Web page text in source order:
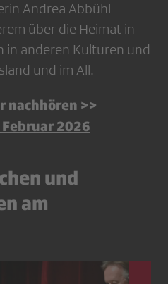
Andrea Abbühl
über die Heimat in
in anderen Kulturen und
und im All.
nachhören >>
2026
und
am